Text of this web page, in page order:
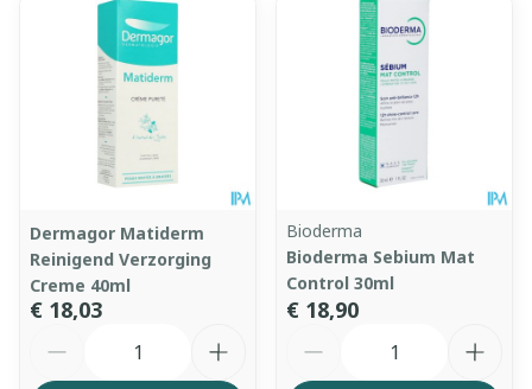
Dermagor Matiderm
Reinigend Verzorging
Creme 40ml
€ 18,03
Bioderma
Bioderma Sebium Mat
Control 30ml
€ 18,90